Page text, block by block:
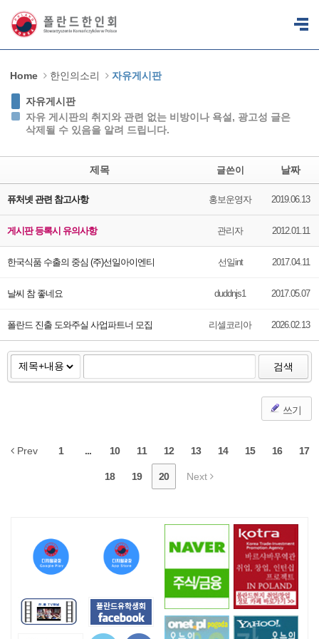
Home 한인의소리 자유게시판
자유게시판
자유 게시판의 취지와 관련 없는 비방이나 욕설, 광고성 글은
삭제될 수 있음을 알려 드립니다.
제목 글쓴이 날짜
퓨처넷 관련 참고사항 홍보운영자 2019.06.13
게시판 등록시 유의사항 관리자 2012.01.11
한국식품 수출의 중심 (주)선일아이엔티 선일int 2017.04.11
날씨 참 좋네요 duddnjs1 2017.05.07
폴란드 진출 도와주실 사업파트너 모집 리셀코리아 2026.02.13
검색
쓰기
Prev 1 ... 10 11 12 13 14 15 16 17
18 19 20 Next